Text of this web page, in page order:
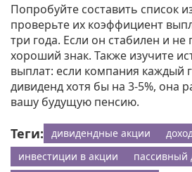
Попробуйте составить список
проверьте их коэффициент
три года. Если он стабилен и не
хороший знак. Также изучите
выплат: если компания каждый
дивиденд хотя бы на 3-5%, она
вашу будущую пенсию.
Теги: дивидендные акции
инвестиции в акции
пассивный